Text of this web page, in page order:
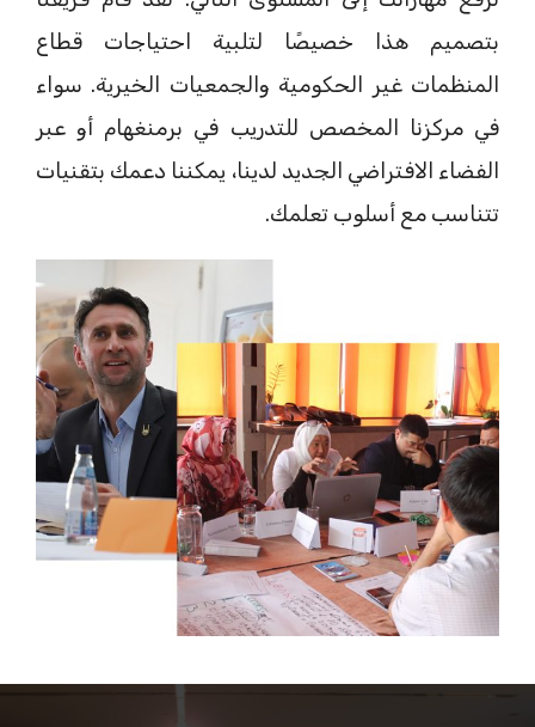
بتصميم هذا خصيصًا لتلبية احتياجات قطاع
المنظمات غير الحكومية والجمعيات الخيرية. سواء
في مركزنا المخصص للتدريب في برمنغهام أو عبر
الفضاء الافتراضي الجديد لدينا، يمكننا دعمك بتقنيات
تتناسب مع أسلوب تعلمك.